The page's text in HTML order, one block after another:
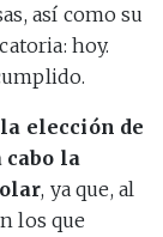
así como su
hoy.
la elección de
cabo la
, ya que, al
los que